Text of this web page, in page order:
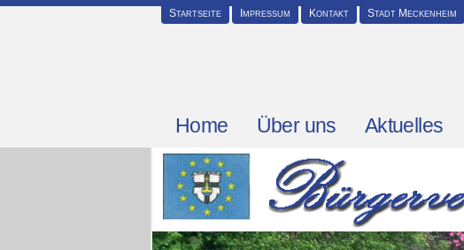
Startseite Impressum Kontakt Stadt Meckenheim
Home Über uns Aktuelles